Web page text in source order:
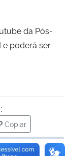
da Pós-
e poderá ser
Copiar
para área de